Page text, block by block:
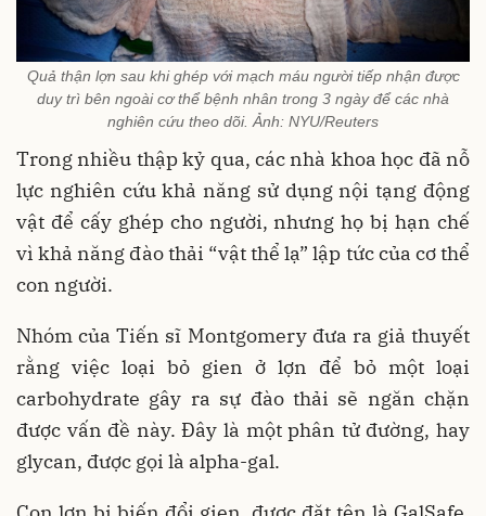
Quả thận lợn sau khi ghép với mạch máu người tiếp nhận được
duy trì bên ngoài cơ thể bệnh nhân trong 3 ngày để các nhà
nghiên cứu theo dõi. Ảnh: NYU/Reuters
Trong nhiều thập kỷ qua, các nhà khoa học đã nỗ
lực nghiên cứu khả năng sử dụng nội tạng động
vật để cấy ghép cho người, nhưng họ bị hạn chế
vì khả năng đào thải “vật thể lạ” lập tức của cơ thể
con người.
Nhóm của Tiến sĩ Montgomery đưa ra giả thuyết
rằng việc loại bỏ gien ở lợn để bỏ một loại
carbohydrate gây ra sự đào thải sẽ ngăn chặn
được vấn đề này. Đây là một phân tử đường, hay
glycan, được gọi là alpha-gal.